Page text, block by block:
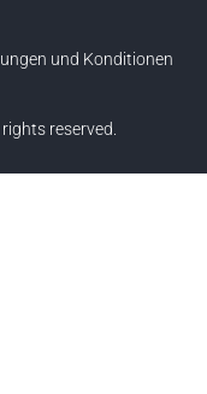
und Konditionen
reserved.